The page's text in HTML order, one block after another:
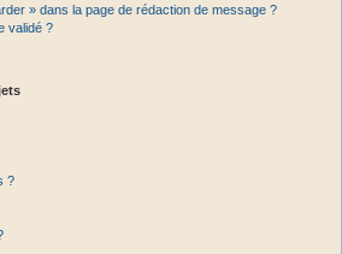
» dans la page de rédaction de message ?
validé ?
?